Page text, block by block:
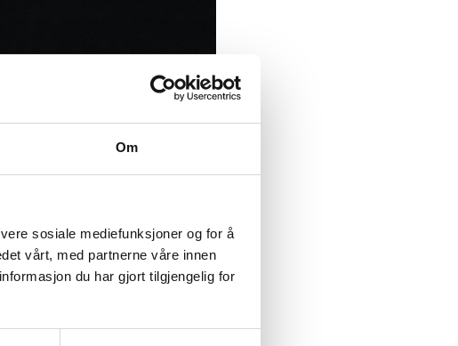
Om
sosiale mediefunksjoner og for å
vårt, med partnerne våre innen
du har gjort tilgjengelig for